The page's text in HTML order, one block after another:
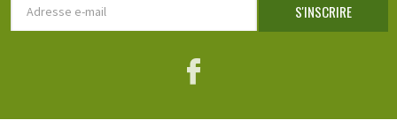
S'INSCRIRE